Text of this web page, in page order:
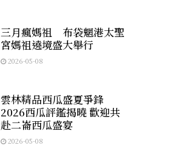
三月瘋媽祖 布袋魍港太聖
宮媽祖遶境盛大舉行
2026-05-08
雲林精品西瓜盛夏爭鋒
2026西瓜評鑑揭曉 歡迎共
赴二崙西瓜盛宴
2026-05-08